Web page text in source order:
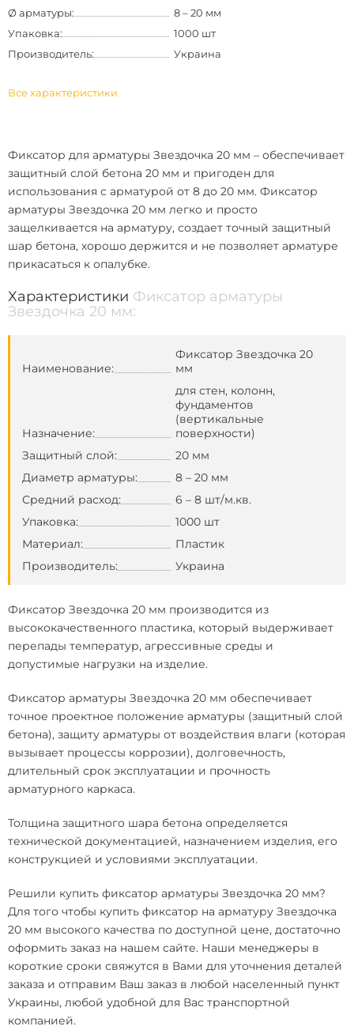
Ø арматуры:
8 – 20 мм
Упаковка:
1000 шт
Производитель:
Украина
Все характеристики
Фиксатор для арматуры Звездочка 20 мм – обеспечивает
защитный слой бетона 20 мм и пригоден для
использования с арматурой от 8 до 20 мм. Фиксатор
арматуры Звездочка 20 мм легко и просто
защелкивается на арматуру, создает точный защитный
шар бетона, хорошо держится и не позволяет арматуре
прикасаться к опалубке.
Характеристики Фиксатор арматуры
Звездочка 20 мм:
Наименование:
Фиксатор Звездочка 20
мм
Назначение:
для стен, колонн,
фундаментов
(вертикальные
поверхности)
Защитный слой:
20 мм
Диаметр арматуры:
8 – 20 мм
Средний расход:
6 – 8 шт/м.кв.
Упаковка:
1000 шт
Материал:
Пластик
Производитель:
Украина
Фиксатор Звездочка 20 мм производится из
высококачественного пластика, который выдерживает
перепады температур, агрессивные среды и
допустимые нагрузки на изделие.
Фиксатор арматуры Звездочка 20 мм обеспечивает
точное проектное положение арматуры (защитный слой
бетона), защиту арматуры от воздействия влаги (которая
вызывает процессы коррозии), долговечность,
длительный срок эксплуатации и прочность
арматурного каркаса.
Толщина защитного шара бетона определяется
технической документацией, назначением изделия, его
конструкцией и условиями эксплуатации.
Решили купить фиксатор арматуры Звездочка 20 мм?
Для того чтобы купить фиксатор на арматуру Звездочка
20 мм высокого качества по доступной цене, достаточно
оформить заказ на нашем сайте. Наши менеджеры в
короткие сроки свяжутся в Вами для уточнения деталей
заказа и отправим Ваш заказ в любой населенный пункт
Украины, любой удобной для Вас транспортной
компанией.